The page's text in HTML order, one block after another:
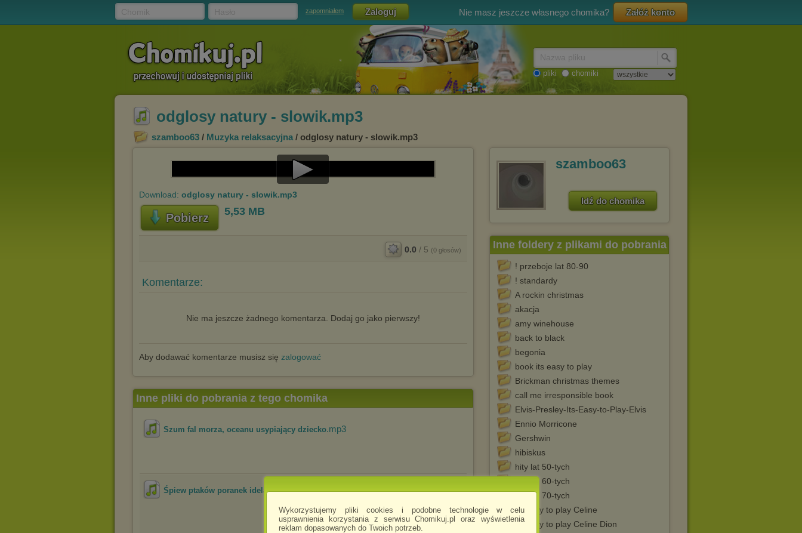
Wykorzystujemy pliki cookies i podobne technologie w celu
usprawnienia korzystania z serwisu Chomikuj.pl oraz wyświetlenia
reklam dopasowanych do Twoich potrzeb.
zapomniałem Nie masz jeszcze własnego chomika? Załóż konto
pliki chomiki
odglosy natury - slowik.mp3
szamboo63 / Muzyka relaksacyjna / odglosy natury - slowik.mp3
Play
Download: odglosy natury - slowik.mp3
Pobierz 5,53 MB
0.0 / 5 (0 głosów)
Komentarze:
Nie ma jeszcze żadnego komentarza. Dodaj go jako pierwszy!
Aby dodawać komentarze musisz się zalogować
szamboo63
Idź do chomika
Inne foldery z plikami do pobrania
! przeboje lat 80-90
! standardy
A rockin christmas
akacja
amy winehouse
back to black
begonia
book its easy to play
Brickman christmas themes
call me irresponsible book
Elvis-Presley-Its-Easy-to-Play-Elvis
Ennio Morricone
Gershwin
hibiskus
hity lat 50-tych
hity lat 60-tych
hity lat 70-tych
its easy to play Celine
its easy to play Celine Dion
Inne pliki do pobrania z tego chomika
Szum fal morza, oceanu usypiający dziecko.mp3
Śpiew ptaków poranek idelana muzyka do usypiania dzieci.mp3